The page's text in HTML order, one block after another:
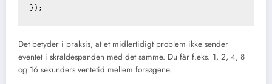
Det betyder i praksis, at et midlertidigt problem ikke sender
eventet i skraldespanden med det samme. Du får f.eks. 1, 2, 4, 8
og 16 sekunders ventetid mellem forsøgene.